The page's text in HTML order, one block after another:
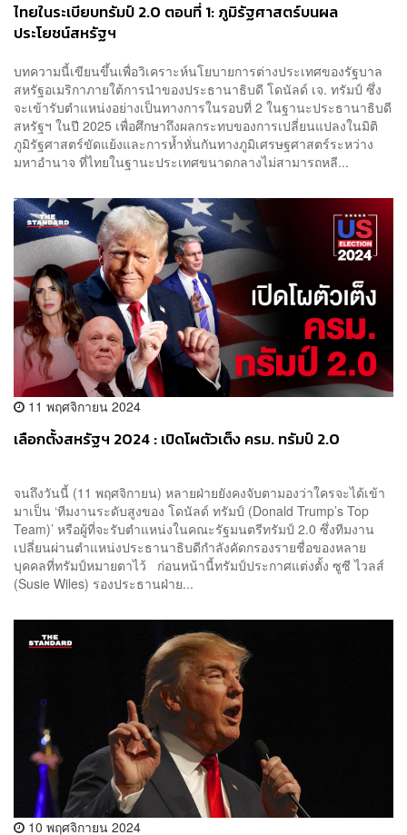
ไทยในระเบียบทรัมป์ 2.0 ตอนที่ 1: ภูมิรัฐศาสตร์บนผล
ประโยชน์สหรัฐฯ
บทความนี้เขียนขึ้นเพื่อวิเคราะห์นโยบายการต่างประเทศของรัฐบาล
สหรัฐอเมริกาภายใต้การนำของประธานาธิบดี โดนัลด์ เจ. ทรัมป์ ซึ่ง
จะเข้ารับตำแหน่งอย่างเป็นทางการในรอบที่ 2 ในฐานะประธานาธิบดี
สหรัฐฯ ในปี 2025 เพื่อศึกษาถึงผลกระทบของการเปลี่ยนแปลงในมิติ
ภูมิรัฐศาสตร์ขัดแย้งและการห้ำหั่นกันทางภูมิเศรษฐศาสตร์ระหว่าง
มหาอำนาจ ที่ไทยในฐานะประเทศขนาดกลางไม่สามารถหลี...
11 พฤศจิกายน 2024
เลือกตั้งสหรัฐฯ 2024 : เปิดโผตัวเต็ง ครม. ทรัมป์ 2.0
จนถึงวันนี้ (11 พฤศจิกายน) หลายฝ่ายยังคงจับตามองว่าใครจะได้เข้า
มาเป็น ‘ทีมงานระดับสูงของ โดนัลด์ ทรัมป์ (Donald Trump’s Top
Team)’ หรือผู้ที่จะรับตำแหน่งในคณะรัฐมนตรีทรัมป์ 2.0 ซึ่งทีมงาน
เปลี่ยนผ่านตำแหน่งประธานาธิบดีกำลังคัดกรองรายชื่อของหลาย
บุคคลที่ทรัมป์หมายตาไว้ ก่อนหน้านี้ทรัมป์ประกาศแต่งตั้ง ซูซี ไวลส์
(Susie Wiles) รองประธานฝ่าย...
10 พฤศจิกายน 2024